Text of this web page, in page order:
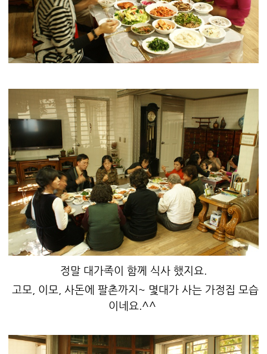
정말 대가족이 함께 식사 했지요.
고모, 이모, 사돈에 팔촌까지~ 몇대가 사는 가정집 모습
이네요.^^